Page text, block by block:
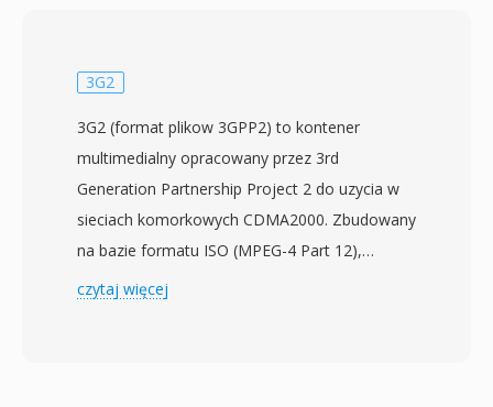
zaprojektowany z mysla o dostarczaniu
bledow w przod, obsluga skalowalnej szybkosci
transmisji i mozliwosc przeszukiwania
strumieni bez pobierania calego pliku. Pliki ASF
zawieraja obiekt naglowka z metadanymi,
obiekt danych przechowujacy wlasciwa
zawartosc medialna i opcjonalne obiekty
3G2
3G2 (format plikow 3GPP2) to kontener
multimedialny opracowany przez 3rd
Generation Partnership Project 2 do uzycia w
sieciach komorkowych CDMA2000. Zbudowany
na bazie formatu ISO (MPEG-4 Part 12),
przechowuje wideo zakodowane w H.263 lub
czytaj więcej